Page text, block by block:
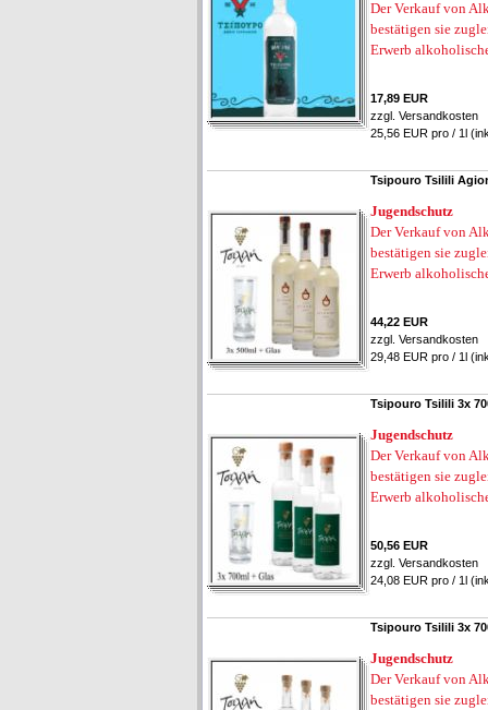
Der Verkauf von
bestätigen sie
Erwerb
17,89 EUR
zzgl. Versandkosten
25,56 EUR pro / 1l
Tsipouro Tsilili
Jugendschutz
Der Verkauf von
bestätigen sie
Erwerb
44,22 EUR
zzgl. Versandkosten
29,48 EUR pro / 1l
Tsipouro Tsilili 3x
Jugendschutz
Der Verkauf von
bestätigen sie
Erwerb
50,56 EUR
zzgl. Versandkosten
24,08 EUR pro / 1l
Tsipouro Tsilili 3x
Jugendschutz
Der Verkauf von
bestätigen sie